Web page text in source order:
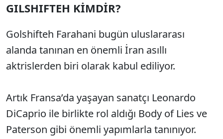
GILSHIFTEH KİMDİR?
Golshifteh Farahani bugün uluslararası
alanda tanınan en önemli İran asıllı
aktrislerden biri olarak kabul ediliyor.
Artık Fransa’da yaşayan sanatçı Leonardo
DiCaprio ile birlikte rol aldığı Body of Lies ve
Paterson gibi önemli yapımlarla tanınıyor.